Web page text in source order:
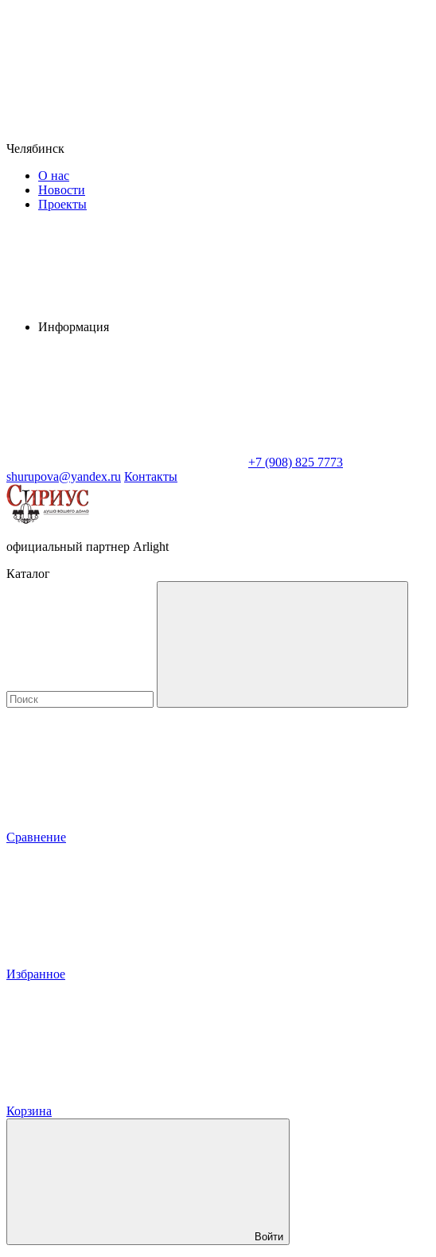
Челябинск
О нас
Новости
Проекты
Информация
+7 (908) 825 7773
shurupova@yandex.ru Контакты
официальный партнер Arlight
Каталог
Сравнение
Избранное
Корзина
Войти